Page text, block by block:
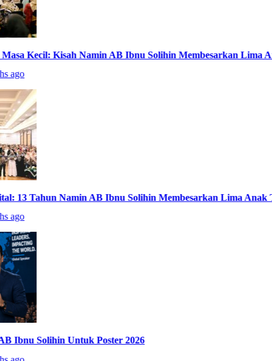
Kecil: Kisah Namin AB Ibnu Solihin Membesarkan Lima Anak
Tahun Namin AB Ibnu Solihin Membesarkan Lima Anak
Solihin Untuk Poster 2026